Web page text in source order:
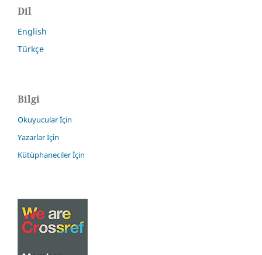
Dil
English
Türkçe
Bilgi
Okuyucular İçin
Yazarlar İçin
Kütüphaneciler İçin